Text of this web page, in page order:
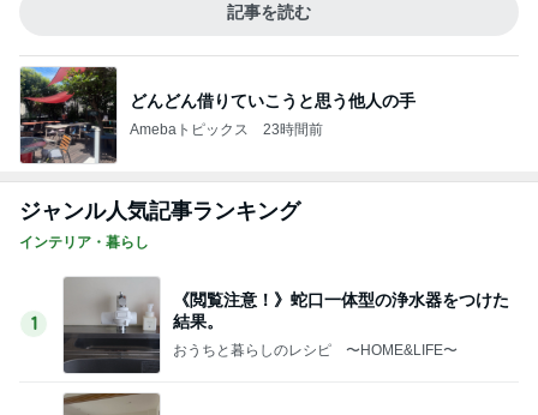
記事を読む
どんどん借りていこうと思う他人の手
Amebaトピックス 23時間前
ジャンル人気記事ランキング
インテリア・暮らし
1
《閲覧注意！》蛇口一体型の浄水器をつけた
結果。
おうちと暮らしのレシピ 〜HOME&LIFE〜